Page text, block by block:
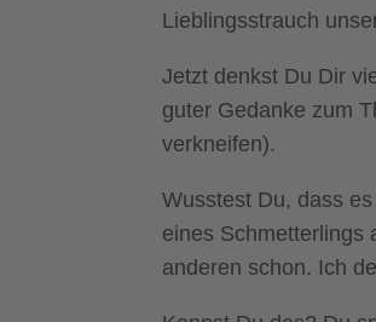
Lieblingsstrauch
Jetzt denkst Du Dir
guter Gedanke zum
verkneifen).
Wusstest Du, dass
eines Schmetterlings
anderen schon. Ich